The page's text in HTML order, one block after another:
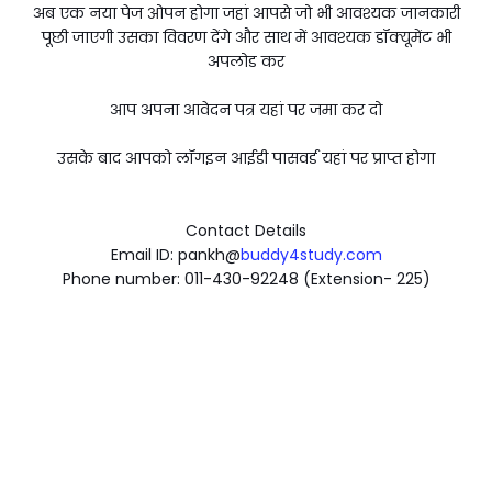
अब एक नया पेज ओपन होगा जहां आपसे जो भी आवश्यक जानकारी
पूछी जाएगी उसका विवरण देंगे और साथ में आवश्यक डॉक्यूमेंट भी
अपलोड कर
आप अपना आवेदन पत्र यहां पर जमा कर दो
उसके बाद आपको लॉगइन आईडी पासवर्ड यहां पर प्राप्त होगा
Contact Details
Email ID: pankh@buddy4study.com
Phone number: 011-430-92248 (Extension- 225)